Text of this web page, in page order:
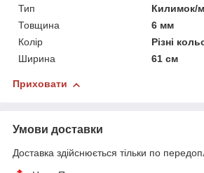
Тип
Килимок/
Товщина
6 мм
Колір
Різні
Ширина
61 см
Приховати
Умови доставки
Доставка здійснюється тільки по